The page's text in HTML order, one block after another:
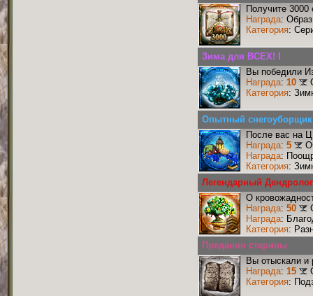
Получите 3000
Награда: Образ
Категория:
Зима для ВСЕХ! I
Вы победили
Награда: 10
Категория:
Опытный снегоуборщик
После вас на
Награда: 5
Награда:
Категория:
Легендарный Дендролог
О
Награда: 50
Награда:
Категория:
Предания старины
Вы отыскали
Награда: 15
Категория: